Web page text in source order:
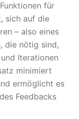
für
sich auf die
– also eines
die nötig sind,
Iterationen
minimiert
ermöglicht es
Feedbacks